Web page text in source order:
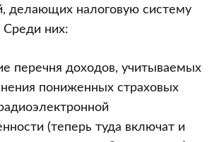
делающих налоговую систему
Среди них:
перечня доходов, учитываемых
пониженных страховых
(теперь туда включат и